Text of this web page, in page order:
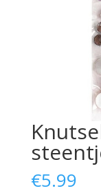
€5.99